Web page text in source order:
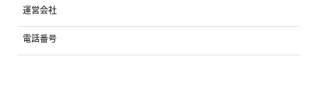
運営会社
電話番号